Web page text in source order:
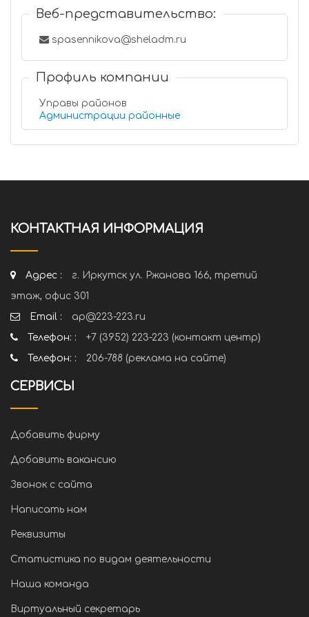
Веб-представительство:
spasennikova@sheladm.ru
Профиль компании
Управы районов
Администрации районные
КОНТАКТНАЯ ИНФОРМАЦИЯ
Адрес :
г. Иркутск ул. Ржанова 166, третий
этаж, офис 301
Email :
ap@223-223.ru
Телефон: :
+7 (3952) 223-223 (контакт центр)
Телефон: :
206-788 (реклама на сайте)
СЕРВИСЫ
Добавить фирму
Добавить вакансию
Звонок с сайта
Написать нам
Реквизиты
Статистика по видам деятельности
Наша команда
Виртуальный секретарь